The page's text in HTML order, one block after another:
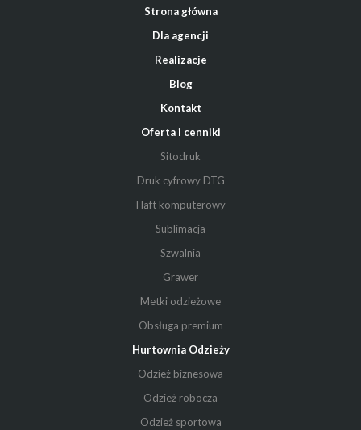
Strona główna
Dla agencji
Realizacje
Blog
Kontakt
Oferta i cenniki
Sitodruk
Druk cyfrowy DTG
Haft komputerowy
Sublimacja
Szwalnia
Grawer
Metki odzieżowe
Obsługa premium
Hurtownia Odzieży
Odzież biznesowa
Odzież robocza
Odzież sportowa